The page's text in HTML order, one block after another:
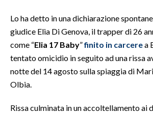
SALUTE
SARDEGNA TURISMO
NOTIZIE
Lo ha detto in una dichiarazione
giudice Elia Di Genova, il trapper di 26
come “Elia 17 Baby”finito in carcerea
tentato omicidio in seguito ad una rissa
notte del 14 agosto sulla spiaggia di
Olbia.
Rissa culminata in un accoltellamento ai